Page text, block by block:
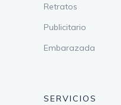
Retratos
Publicitario
Embarazada
SERVICIOS